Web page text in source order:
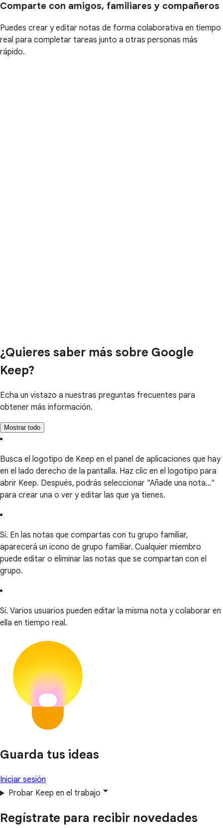
Comparte con amigos, familiares y compañeros
Puedes crear y editar notas de forma colaborativa en tiempo
real para completar tareas junto a otras personas más
rápido.
¿Quieres saber más sobre Google
Keep?
Echa un vistazo a nuestras preguntas frecuentes para
obtener más información.
Mostrar todo
Busca el logotipo de Keep en el panel de aplicaciones que hay
en el lado derecho de la pantalla. Haz clic en el logotipo para
abrir Keep. Después, podrás seleccionar "Añade una nota…"
para crear una o ver y editar las que ya tienes.
Sí. En las notas que compartas con tu grupo familiar,
aparecerá un icono de grupo familiar. Cualquier miembro
puede editar o eliminar las notas que se compartan con el
grupo.
Sí. Varios usuarios pueden editar la misma nota y colaborar en
ella en tiempo real.
Guarda tus ideas
Iniciar sesión
Probar Keep en el trabajo
Regístrate para recibir novedades